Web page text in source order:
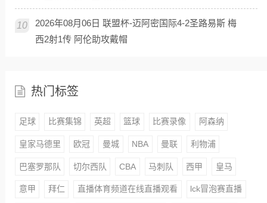
10
2026年08月06日 联盟杯-迈阿密国际4-2圣路易斯 梅
西2射1传 阿伦助攻戴帽
热门标签
足球 比赛集锦 英超 篮球 比赛录像 阿森纳
皇家马德里 欧冠 曼城 NBA 曼联 利物浦
巴塞罗那队 切尔西队 CBA 马刺队 西甲 皇马
意甲 拜仁 直播体育频道在线直播观看 lck冒泡赛直播